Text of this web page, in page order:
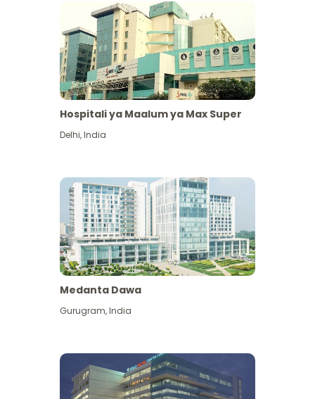
Hospitali ya Maalum ya Max Super
Delhi,India
Medanta Dawa
Gurugram,India